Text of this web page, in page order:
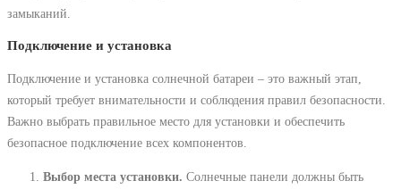
замыканий.
Подключение и установка
Подключение и установка солнечной батареи – это важный этап,
который требует внимательности и соблюдения правил безопасности.
Важно выбрать правильное место для установки и обеспечить
безопасное подключение всех компонентов.
Выбор места установки. Солнечные панели должны быть